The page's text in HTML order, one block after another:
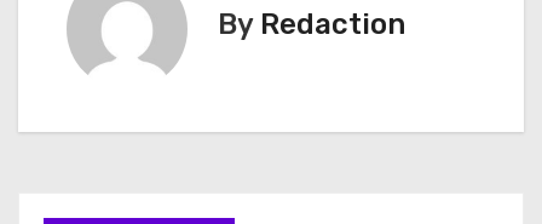
By Redaction